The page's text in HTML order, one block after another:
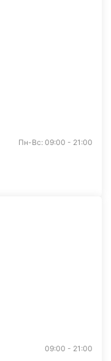
Пн-Вс: 09:00 - 21:00
09:00 - 21:00